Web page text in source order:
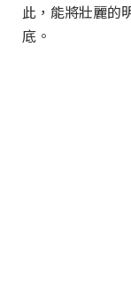
此，能將壯麗的
底。